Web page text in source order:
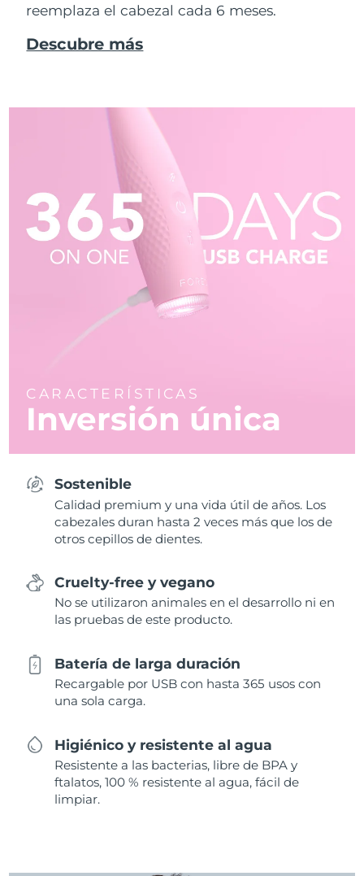
reemplaza el cabezal cada 6 meses.
Descubre más
CARACTERÍSTICAS
Inversión única
Sostenible
Calidad premium y una vida útil de años. Los
cabezales duran hasta 2 veces más que los de
otros cepillos de dientes.
Cruelty-free y vegano
No se utilizaron animales en el desarrollo ni en
las pruebas de este producto.
Batería de larga duración
Recargable por USB con hasta 365 usos con
una sola carga.
Higiénico y resistente al agua
Resistente a las bacterias, libre de BPA y
ftalatos, 100 % resistente al agua, fácil de
limpiar.